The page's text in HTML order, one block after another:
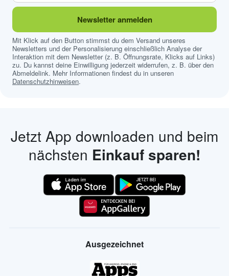
Newsletter anmelden
Mit Klick auf den Button stimmst du dem Versand unseres
Newsletters und der Personalisierung einschließlich Analyse der
Interaktion mit dem Newsletter (z. B. Öffnungsrate, Klicks auf Links)
zu. Du kannst deine Einwilligung jederzeit widerrufen, z. B. über den
Abmeldelink. Mehr Informationen findest du in unseren
Datenschutzhinweisen.
Jetzt App downloaden und beim
nächsten Einkauf sparen!
Ausgezeichnet